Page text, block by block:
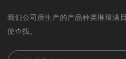
我们公司所生产的产品种类琳琅满
便查找。